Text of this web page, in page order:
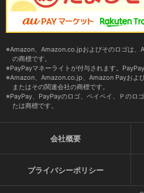
Amazon、Amazon.co.jpおよびそのロゴは、
の商標です。
PayPayマネーライトが付与されます。
Amazon、Amazon.co.jp、Amazon Payおよ
またはその関連会社の商標です。
PayPay、PayPayのロゴ、ペイペイ、Ｐのロ
たは商標です。
会社概要
プライバシーポリシー